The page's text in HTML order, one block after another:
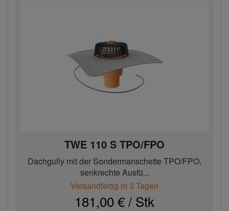
TWE 110 S TPO/FPO
Dachgully mit der Sondermanschette TPO/FPO,
senkrechte Ausfü...
Versandfertig in 3 Tagen
181,00 € / Stk